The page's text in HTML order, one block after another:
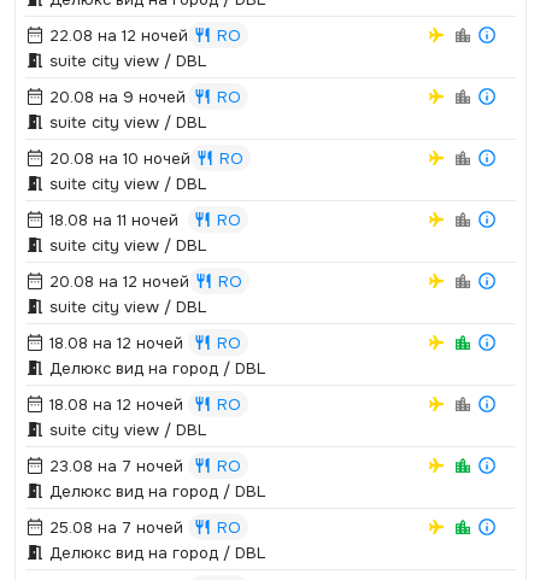
22.08 на 12 ночей
RO
suite city view / DBL
20.08 на 9 ночей
RO
suite city view / DBL
20.08 на 10 ночей
RO
suite city view / DBL
18.08 на 11 ночей
RO
suite city view / DBL
20.08 на 12 ночей
RO
suite city view / DBL
18.08 на 12 ночей
RO
Делюкс вид на город / DBL
18.08 на 12 ночей
RO
suite city view / DBL
23.08 на 7 ночей
RO
Делюкс вид на город / DBL
25.08 на 7 ночей
RO
Делюкс вид на город / DBL